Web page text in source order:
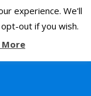
experience. We'll
out if you wish.
More